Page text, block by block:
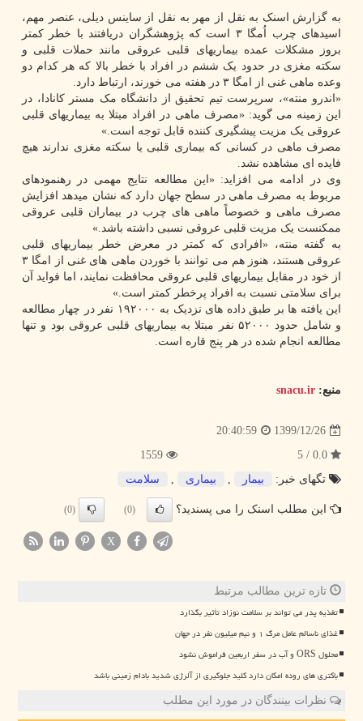
به گزارش اسنک به نقل از مهر به نقل از ساینس دیلی، عنصر مهم،
اسیدهای چرب اُمگا ۳ است که پژوهشگران دریافتند با خطر کمتر
بروز مشکلات عمده بیماریهای قلبی عروقی مانند حملات قلبی و
سکته مغزی در حدود یک ششم در افراد با خطر بالا که هر کدام دو
وعده ماهی غنی از امگا ۳ در هفته می خورند، ارتباط دارد.
«اندرو منته»، سرپرست تیم تحقیق از دانشگاه مک مستر کانادا، در
این زمینه می گوید: «مصرف ماهی در افراد مبتلا به بیماریهای قلبی
عروقی یک مزیت پیشگیری کننده قابل توجه است.»
مصرف ماهی در کسانی که بیماری قلبی یا سکته مغزی ندارند هیچ
فایده ای مشاهده نشد.
وی در ادامه می افزاید: «این مطالعه نتایج مهمی در رهنمودهای
مربوط به مصرف ماهی در سطح جهان دارد که نشان میدهد افزایش
مصرف ماهی و خصوصاً ماهی های چرب در بیماران قلبی عروقی
ممکنست یک مزیت قلبی عروقی نسبی داشته باشد.»
به گفته منته، «افرادی که کمتر در معرض خطر بیماریهای قلبی
عروقی هستند، هنوز هم می توانند با خوردن ماهی های غنی از امگا ۳
از خود در مقابل بیماریهای قلبی عروقی محافظت نمایند، اما فواید آن
برای سلامتی نسبت به افراد پرخطر کمتر است.»
این یافته ها بر طبق داده های نزدیک به ۱۹۲۰۰۰ نفر در چهار مطالعه
و شامل حدود ۵۲۰۰۰ نفر مبتلا به بیماریهای قلبی عروقی بود و تنها
مطالعه انجام شده در هر پنج قاره است.
منبع: snacu.ir
1399/12/26
20:40:59
تگهای خبر:
بیمار , بیماری , سلامت
این مطلب اسنک را می پسندید؟ (0)
(0)
X
تازه ترین مطالب مرتبط
تغذیه پدر می تواند بر سلامت نوزاد تأثیر بگذارد
غذای ناسالم عامل مرگ ۱ و نیم میلیون نفر در جهان
محلول ORS و آب در سفر اربعین فراموش نشود
باکتری های روده امکان دارد کلید جلوگیری از آلرژی شدید بادام زمینی باشد
نظرات بینندگان در مورد این مطلب